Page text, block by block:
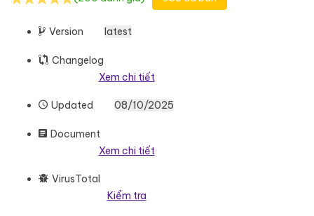
Version latest
Changelog
Xem chi tiết
Updated 08/10/2025
Document
Xem chi tiết
VirusTotal
Kiểm tra